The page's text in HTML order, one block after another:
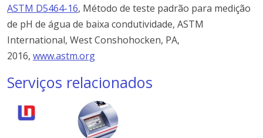
ASTM D5464-16, Método de teste padrão para medição
de pH de água de baixa condutividade, ASTM
International, West Conshohocken, PA,
2016, www.astm.org
Serviços relacionados